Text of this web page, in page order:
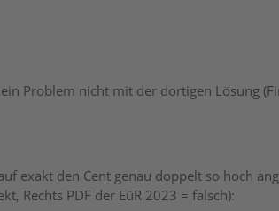
Problem nicht mit der dortigen Lösung
exakt den Cent genau doppelt so hoch
Rechts PDF der EüR 2023 = falsch):